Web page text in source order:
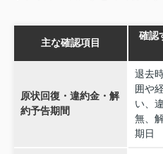
主な確認項目
確認
原状回復・違約金・解
約予告期間
退去
囲や
い、
無、
期日